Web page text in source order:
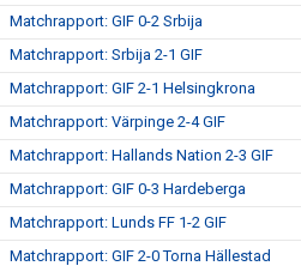
Matchrapport: GIF 0-2 Srbija
Matchrapport: Srbija 2-1 GIF
Matchrapport: GIF 2-1 Helsingkrona
Matchrapport: Värpinge 2-4 GIF
Matchrapport: Hallands Nation 2-3 GIF
Matchrapport: GIF 0-3 Hardeberga
Matchrapport: Lunds FF 1-2 GIF
Matchrapport: GIF 2-0 Torna Hällestad